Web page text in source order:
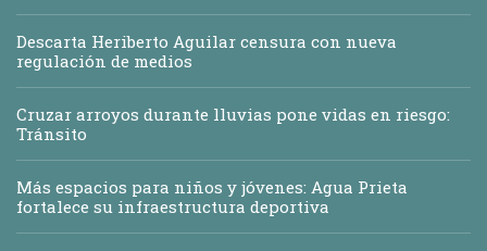
Descarta Heriberto Aguilar censura con nueva
regulación de medios
Cruzar arroyos durante lluvias pone vidas en riesgo:
Tránsito
Más espacios para niños y jóvenes: Agua Prieta
fortalece su infraestructura deportiva